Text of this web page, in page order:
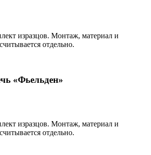
изразцов. Монтаж, материал и
отдельно.
«Фьельден»
изразцов. Монтаж, материал и
отдельно.